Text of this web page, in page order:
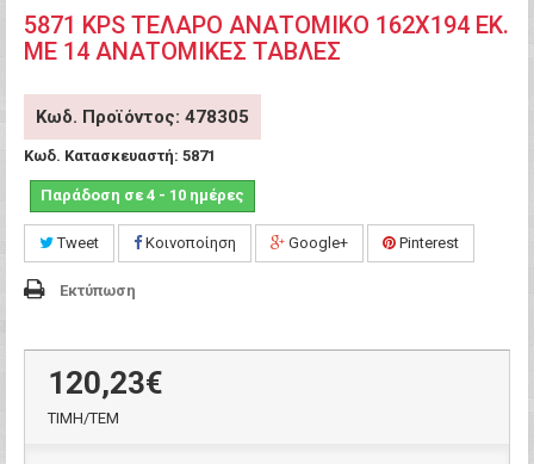
5871 KPS ΤΕΛΑΡΟ ΑΝΑΤΟΜΙΚΟ 162Χ194 ΕΚ.
ΜΕ 14 ΑΝΑΤΟΜΙΚΕΣ ΤΑΒΛΕΣ
Κωδ. Προϊόντος: 478305
Κωδ. Κατασκευαστή: 5871
Παράδοση σε 4 - 10 ημέρες
Tweet Κοινοποίηση Google+ Pinterest
Εκτύπωση
120,23€
ΤΙΜH/ΤΕΜ